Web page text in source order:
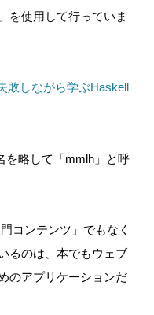
を使用して行っていま
敗しながら学ぶHaskell
略して「mmlh」と呼
コンテンツ」でもなく
るのは、本でもウェブ
のアプリケーションだ